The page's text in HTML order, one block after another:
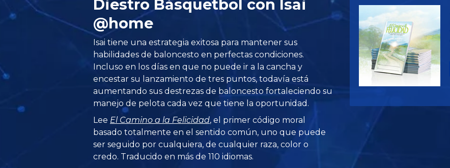
Diestro Básquetbol con Isai
@home
Isai tiene una estrategia exitosa para mantener sus
habilidades de baloncesto en perfectas condiciones.
Incluso en los días en que no puede ir a la cancha y
encestar su lanzamiento de tres puntos, todavía está
aumentando sus destrezas de baloncesto fortaleciendo su
manejo de pelota cada vez que tiene la oportunidad.
Lee El Camino a la Felicidad, el primer código moral
basado totalmente en el sentido común, uno que puede
ser seguido por cualquiera, de cualquier raza, color o
credo. Traducido en más de 110 idiomas.